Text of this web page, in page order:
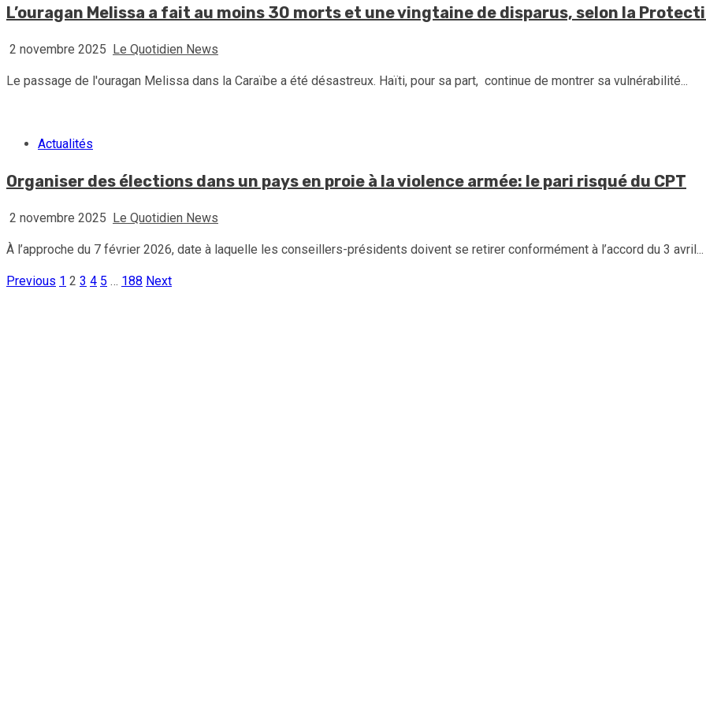
L’ouragan Melissa a fait au moins 30 morts et une vingtaine de disparus, selon la
2 novembre 2025 Le Quotidien News
Le passage de l'ouragan Melissa dans la Caraïbe a été désastreux. Haïti, pour sa part, continue de montrer sa vulnérabilité...
Actualités
Organiser des élections dans un pays en proie à la violence armée: le pari risqué du CPT
2 novembre 2025 Le Quotidien News
À l’approche du 7 février 2026, date à laquelle les conseillers-présidents doivent se retirer conformément à l’accord du 3 avril...
Pagination
Previous 1 2 3 4 5 … 188 Next